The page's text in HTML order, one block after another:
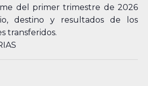
del primer trimestre de 2026
destino y resultados de los
transferidos.